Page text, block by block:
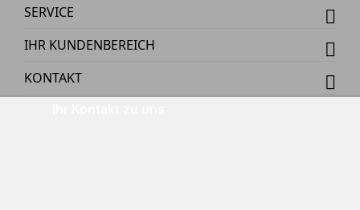
SERVICE
IHR KUNDENBEREICH
KONTAKT